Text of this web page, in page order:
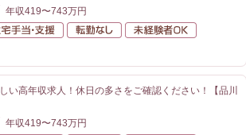
年収419〜743万円
日120日以上 住宅手当・支援 転勤なし
い高年収求人！休日の多さをご確認ください！【品川
年収419〜743万円